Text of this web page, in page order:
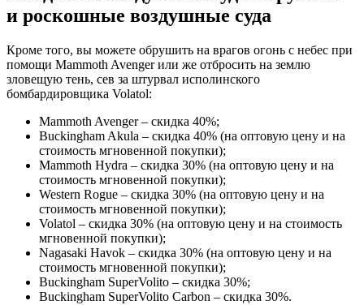
и роскошные воздушные суда
Кроме того, вы можете обрушить на врагов огонь с небес при
помощи Mammoth Avenger или же отбросить на землю
зловещую тень, сев за штурвал исполинского
бомбардировщика Volatol:
Mammoth Avenger – скидка 40%;
Buckingham Akula – скидка 40% (на оптовую цену и на
стоимость мгновенной покупки);
Mammoth Hydra – скидка 30% (на оптовую цену и на
стоимость мгновенной покупки);
Western Rogue – скидка 30% (на оптовую цену и на
стоимость мгновенной покупки);
Volatol – скидка 30% (на оптовую цену и на стоимость
мгновенной покупки);
Nagasaki Havok – скидка 30% (на оптовую цену и на
стоимость мгновенной покупки);
Buckingham SuperVolito – скидка 30%;
Buckingham SuperVolito Carbon – скидка 30%.